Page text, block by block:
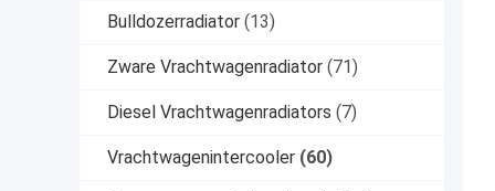
Bulldozerradiator (13)
Zware Vrachtwagenradiator (71)
Diesel Vrachtwagenradiators (7)
Vrachtwagenintercooler (60)